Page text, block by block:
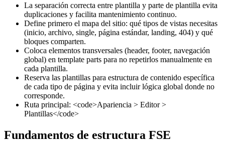
La separación correcta entre plantilla y parte de plantilla evita
duplicaciones y facilita mantenimiento continuo.
Define primero el mapa del sitio: qué tipos de vistas necesitas
(inicio, archivo, single, página estándar, landing, 404) y qué
bloques comparten.
Coloca elementos transversales (header, footer, navegación
global) en template parts para no repetirlos manualmente en
cada plantilla.
Reserva las plantillas para estructura de contenido específica
de cada tipo de página y evita incluir lógica global donde no
corresponde.
Ruta principal: <code>Apariencia > Editor >
Plantillas</code>
Fundamentos de estructura FSE